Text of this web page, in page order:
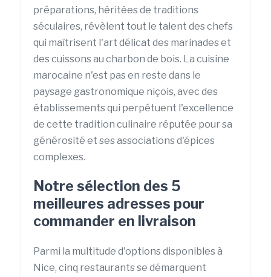
préparations, héritées de traditions
séculaires, révèlent tout le talent des chefs
qui maîtrisent l'art délicat des marinades et
des cuissons au charbon de bois. La cuisine
marocaine n'est pas en reste dans le
paysage gastronomique niçois, avec des
établissements qui perpétuent l'excellence
de cette tradition culinaire réputée pour sa
générosité et ses associations d'épices
complexes.
Notre sélection des 5
meilleures adresses pour
commander en livraison
Parmi la multitude d'options disponibles à
Nice, cinq restaurants se démarquent